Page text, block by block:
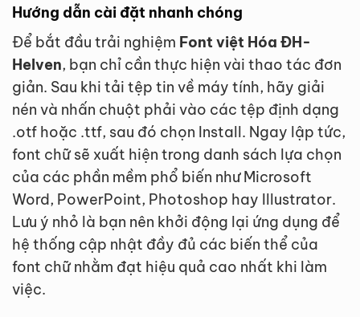
Hướng dẫn cài đặt nhanh chóng
Để bắt đầu trải nghiệm Font việt Hóa ĐH-
Helven, bạn chỉ cần thực hiện vài thao tác đơn
giản. Sau khi tải tệp tin về máy tính, hãy giải
nén và nhấn chuột phải vào các tệp định dạng
.otf hoặc .ttf, sau đó chọn Install. Ngay lập tức,
font chữ sẽ xuất hiện trong danh sách lựa chọn
của các phần mềm phổ biến như Microsoft
Word, PowerPoint, Photoshop hay Illustrator.
Lưu ý nhỏ là bạn nên khởi động lại ứng dụng để
hệ thống cập nhật đầy đủ các biến thể của
font chữ nhằm đạt hiệu quả cao nhất khi làm
việc.